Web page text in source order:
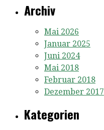
Archiv
Mai 2026
Januar 2025
Juni 2024
Mai 2018
Februar 2018
Dezember 2017
Kategorien